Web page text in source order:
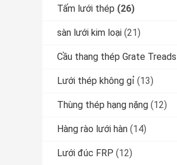
Tấm lưới thép (26)
sàn lưới kim loại (21)
Cầu thang thép Grate Treads
Lưới thép không gỉ (13)
Thùng thép hạng nặng (12)
Hàng rào lưới hàn (14)
Lưới đúc FRP (12)